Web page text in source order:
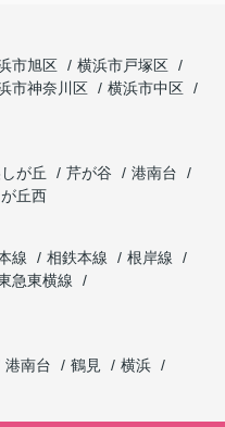
市旭区
横浜市戸塚区
市神奈川区
横浜市中区
が丘 芹が谷
港南台
丘西
線 相鉄本線
根岸線
急東横線
港南台 鶴見
横浜